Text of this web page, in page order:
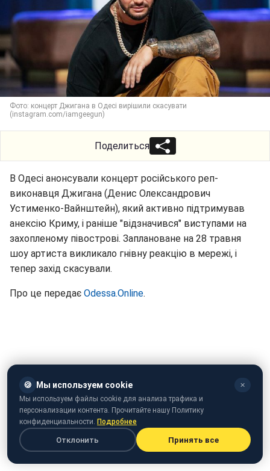
Фото: концерт Джигана в Одесі вирішили скасувати
(instagram.com/iamgeegun)
Поделиться
В Одесі анонсували концерт російського реп-
виконавця Джигана (Денис Олександрович
Устименко-Вайнштейн), який активно підтримував
анексію Криму, і раніше "відзначився" виступами на
захопленому півострові. Заплановане на 28 травня
шоу артиста викликало гнівну реакцію в мережі, і
тепер захід скасували.
Про це передає Odessa.Online.
🍪 Мы используем cookie ✕
Мы используем файлы cookie для анализа трафика и
персонализации контента. Прочитайте нашу Политику
конфиденциальности. Подробнее
Отклонить Принять все